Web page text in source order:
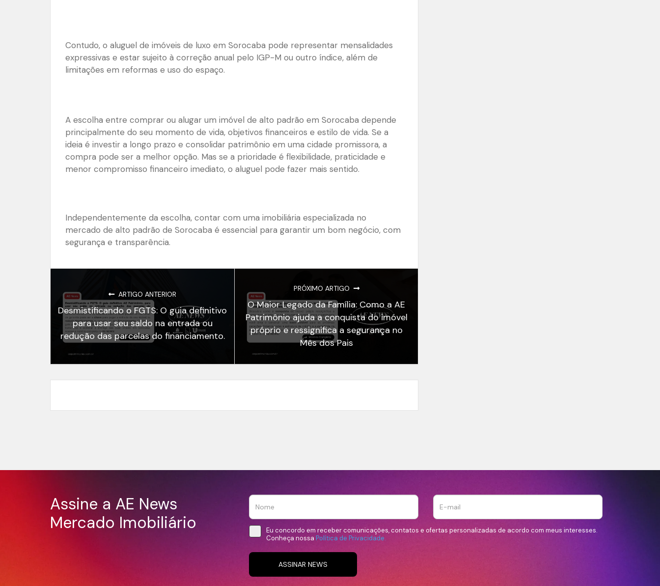
Contudo, o aluguel de imóveis de luxo em Sorocaba pode representar mensalidades
expressivas e estar sujeito à correção anual pelo IGP-M ou outro índice, além de
limitações em reformas e uso do espaço.
A escolha entre comprar ou alugar um imóvel de alto padrão em Sorocaba depende
principalmente do seu momento de vida, objetivos financeiros e estilo de vida. Se a
ideia é investir a longo prazo e consolidar patrimônio em uma cidade promissora, a
compra pode ser a melhor opção. Mas se a prioridade é flexibilidade, praticidade e
menor compromisso financeiro imediato, o aluguel pode fazer mais sentido.
Independentemente da escolha, contar com uma imobiliária especializada no
mercado de alto padrão de Sorocaba é essencial para garantir um bom negócio, com
segurança e transparência.
ARTIGO ANTERIOR
Desmistificando o FGTS: O guia definitivo
para usar seu saldo na entrada ou
redução das parcelas do financiamento.
PRÓXIMO ARTIGO
O Maior Legado da Família: Como a AE
Patrimônio ajuda a conquista do imóvel
próprio e ressignifica a segurança no
Mês dos Pais
Assine a AE News
Mercado Imobiliário
Eu concordo em receber comunicações, contatos e ofertas personalizadas de acordo com meus interesses.
Conheça nossa Política de Privacidade.
ASSINAR NEWS